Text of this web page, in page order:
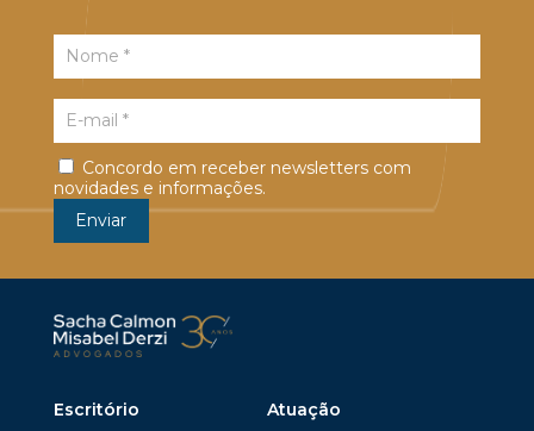
Concordo em receber newsletters com
novidades e informações.
Escritório
Atuação